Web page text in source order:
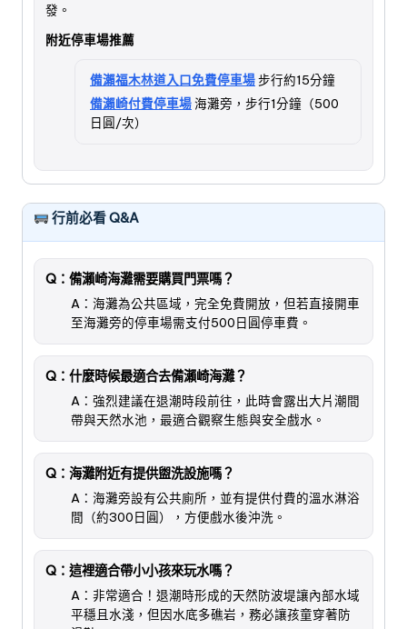
發。
附近停車場推薦
備瀨福木林道入口免費停車場步行約15分鐘
備瀨崎付費停車場海灘旁，步行1分鐘（500
日圓/次）
行前必看 Q&A
Q：備瀨崎海灘需要購買門票嗎？
A：海灘為公共區域，完全免費開放，但若直接開車
至海灘旁的停車場需支付500日圓停車費。
Q：什麼時候最適合去備瀨崎海灘？
A：強烈建議在退潮時段前往，此時會露出大片潮間
帶與天然水池，最適合觀察生態與安全戲水。
Q：海灘附近有提供盥洗設施嗎？
A：海灘旁設有公共廁所，並有提供付費的溫水淋浴
間（約300日圓），方便戲水後沖洗。
Q：這裡適合帶小小孩來玩水嗎？
A：非常適合！退潮時形成的天然防波堤讓內部水域
平穩且水淺，但因水底多礁岩，務必讓孩童穿著防